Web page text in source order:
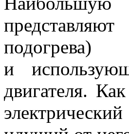
и
двигателя.